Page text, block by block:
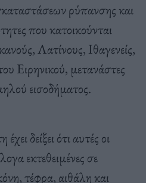
ρύπανσης και
που κατοικούνται
Λατίνους, Ιθαγενείς,
Ειρηνικού, μετανάστες
εισοδήματος.
δείξει ότι αυτές οι
εκτεθειμένες σε
τέφρα, αιθάλη και